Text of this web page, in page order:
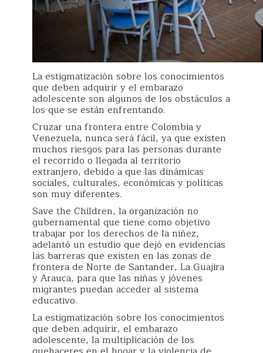
La estigmatización sobre los conocimientos
que deben adquirir y el embarazo
adolescente son algunos de los obstáculos a
los que se están enfrentando.
Cruzar una frontera entre Colombia y
Venezuela, nunca será fácil, ya que existen
muchos riesgos para las personas durante
el recorrido o llegada al territorio
extranjero, debido a que las dinámicas
sociales, culturales, económicas y políticas
son muy diferentes.
Save the Children, la organización no
gubernamental que tiene como objetivo
trabajar por los derechos de la niñez,
adelantó un estudio que dejó en evidencias
las barreras que existen en las zonas de
frontera de Norte de Santander, La Guajira
y Arauca, para que las niñas y jóvenes
migrantes puedan acceder al sistema
educativo.
La estigmatización sobre los conocimientos
que deben adquirir, el embarazo
adolescente, la multiplicación de los